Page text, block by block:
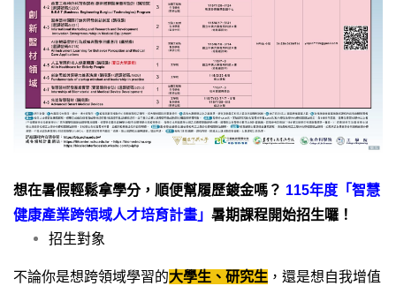
想在暑假輕鬆拿學分，順便幫履歷鍍金嗎？ 115年度「智慧
健康產業跨領域人才培育計畫」 暑期課程開始招生囉！
招生對象
不論你是想跨領域學習的大學生、研究生 ，還是想自我增值